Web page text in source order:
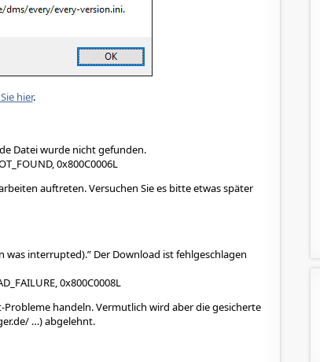
hier.
Datei wurde nicht gefunden.
0x800C0006L
auftreten. Versuchen Sie es bitte etwas später
was interrupted). Der Download ist fehlgeschlagen
0x800C0008L
handeln. Vermutlich wird aber die gesicherte
…) abgelehnt.